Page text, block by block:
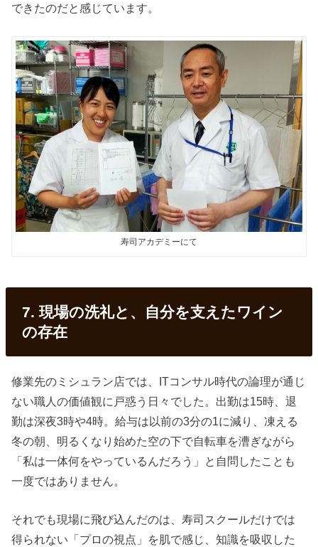
できたのだと感じています。
寿司アカデミーにて
7. 現場の洗礼と、自分を支えたワイン
の存在
修業先のミシュラン店では、ITコンサル時代の論理が通じ
ない職人の価値観に戸惑う日々でした。出勤は15時、退
勤は深夜3時や4時。給与は以前の3分の1に減り、凍える
冬の朝、明るくなり始めた空の下で自転車を漕ぎながら
「私は一体何をやっているんだろう」と自問したことも
一度ではありません。
それでも現場に飛び込んだのは、寿司スクールだけでは
得られない「プロの視点」を肌で感じ、知識を吸収した